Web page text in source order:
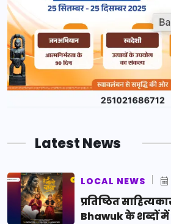
Latest News
LOCAL NEWS
प्रतिष्ठित
Bhawuk के शब्दों